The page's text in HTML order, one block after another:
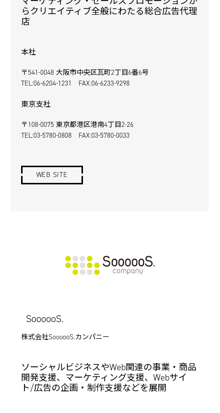
らクリエイティブ全般にわたる総合広告代理
店
本社
〒541-0048 大阪市中央区瓦町2丁目6番6号
TEL:06-6204-1231 FAX:06-6233-9298
東京支社
〒108-0075 東京都港区港南4丁目2-26
TEL:03-5780-0808 FAX:03-5780-0033
WEB SITE
SoooooS.
株式会社SoooooS.カンパニー
ソーシャルビジネスやWeb関連の事業・商品
開発支援、マーケティング支援、Webサイ
ト/広告の企画・制作支援などを展開